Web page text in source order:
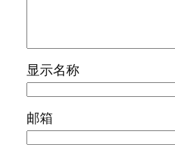
显示名称
邮箱